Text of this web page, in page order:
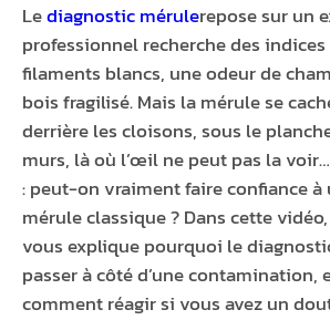
Lediagnostic mérulerepose sur un
professionnel recherche des
filaments blancs, une odeur de
bois fragilisé. Mais la mérule se
derrière les cloisons, sous le
murs, là où l’œil ne peut pas la
: peut-on vraiment faire confiance
mérule classique ? Dans cette vidéo,
vous explique pourquoi le
passer à côté d’une contamination,
comment réagir si vous avez un